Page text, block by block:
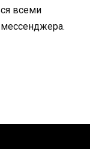
всеми